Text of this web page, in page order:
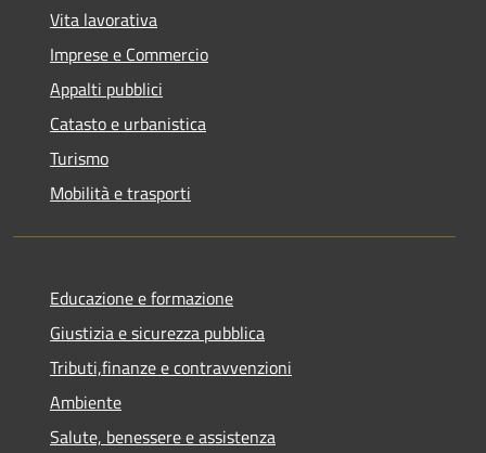
Vita lavorativa
Imprese e Commercio
Appalti pubblici
Catasto e urbanistica
Turismo
Mobilità e trasporti
Educazione e formazione
Giustizia e sicurezza pubblica
Tributi,finanze e contravvenzioni
Ambiente
Salute, benessere e assistenza